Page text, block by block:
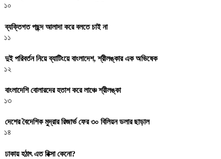
১০
ব্যক্তিগত পছন্দ আলাদা করে বলতে চাই না
১১
দুই পরিবর্তন নিয়ে ব্যাটিংয়ে বাংলাদেশ, শ্রীলঙ্কার এক অভিষেক
১২
বাংলাদেশি বোলারদের হতাশ করে লাঞ্চে শ্রীলঙ্কা
১৩
দেশের বৈদেশিক মুদ্রার রিজার্ভ ফের ৩০ বিলিয়ন ডলার ছাড়াল
১৪
ঢাকায় হঠাৎ এত রিক্সা কেনো?